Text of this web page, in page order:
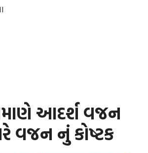
આદર્શ વજન
વજન નું કોષ્ટક